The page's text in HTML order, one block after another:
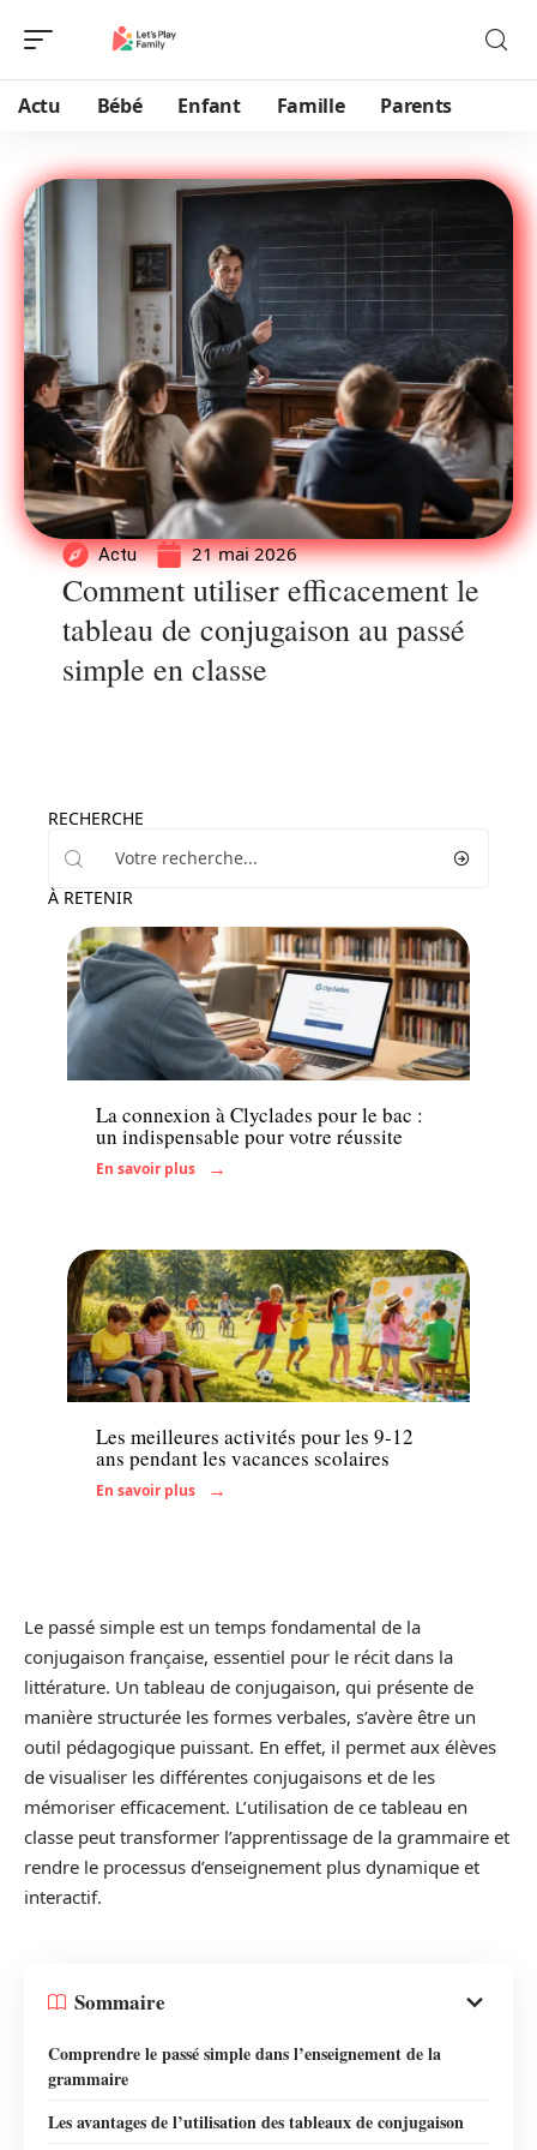
Actu Bébé Enfant Famille Parents
Actu 21 mai 2026
Comment utiliser efficacement le
tableau de conjugaison au passé
simple en classe
RECHERCHE
À RETENIR
Enfant
La connexion à Clyclades pour le bac :
un indispensable pour votre réussite
En savoir plus
Enfant
Les meilleures activités pour les 9-12
ans pendant les vacances scolaires
En savoir plus
Le passé simple est un temps fondamental de la
conjugaison française, essentiel pour le récit dans la
littérature. Un tableau de conjugaison, qui présente de
manière structurée les formes verbales, s’avère être un
outil pédagogique puissant. En effet, il permet aux élèves
de visualiser les différentes conjugaisons et de les
mémoriser efficacement. L’utilisation de ce tableau en
classe peut transformer l’apprentissage de la grammaire et
rendre le processus d’enseignement plus dynamique et
interactif.
Sommaire
Comprendre le passé simple dans l’enseignement de la
grammaire
Les avantages de l’utilisation des tableaux de conjugaison